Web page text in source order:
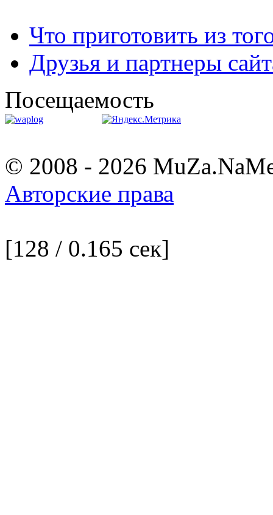
Что приготовить из
Друзья и партнеры
Посещаемость
© 2008 - 2026
Авторские права
[128 / 0.165 сек]